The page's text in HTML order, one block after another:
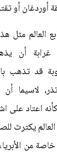
أوردغان أو
العالم مثل
غرابة أن
قد تذهب
لاسيما
اعتاد
يكترث
من